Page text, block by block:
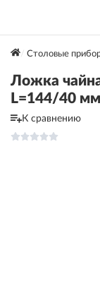
Столовые
Ложка
L=144/40
К сравнению